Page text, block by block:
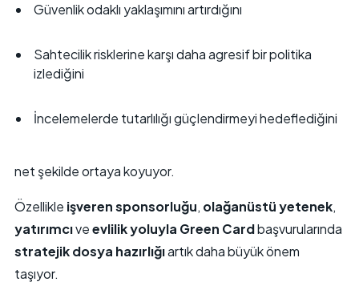
Güvenlik odaklı yaklaşımını artırdığını
Sahtecilik risklerine karşı daha agresif bir politika
izlediğini
İncelemelerde tutarlılığı güçlendirmeyi hedeflediğini
net şekilde ortaya koyuyor.
Özellikle işveren sponsorluğu, olağanüstü yetenek,
yatırımcıveevlilik yoluyla Green Cardbaşvurularında
stratejik dosya hazırlığıartık daha büyük önem
taşıyor.